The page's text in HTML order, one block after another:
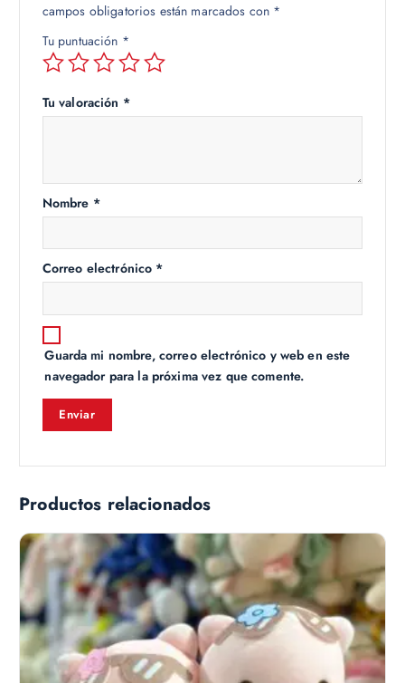
campos obligatorios están marcados con *
Tu puntuación *
Tu valoración *
Nombre *
Correo electrónico *
Guarda mi nombre, correo electrónico y web en este
navegador para la próxima vez que comente.
Productos relacionados